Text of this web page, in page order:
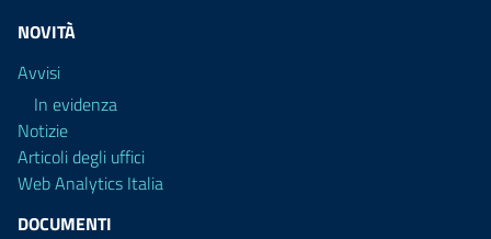
NOVITÀ
Avvisi
In evidenza
Notizie
Articoli degli uffici
Web Analytics Italia
DOCUMENTI